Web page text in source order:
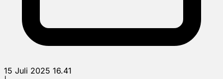
15 Juli 2025 16.41